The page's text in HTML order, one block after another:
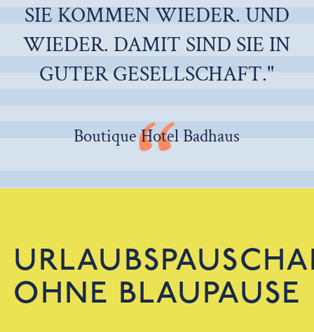
SIE KOMMEN WIEDER. UND
WIEDER. DAMIT SIND SIE IN
GUTER GESELLSCHAFT."
Boutique Hotel Badhaus
OHNE BLAUPAUSE